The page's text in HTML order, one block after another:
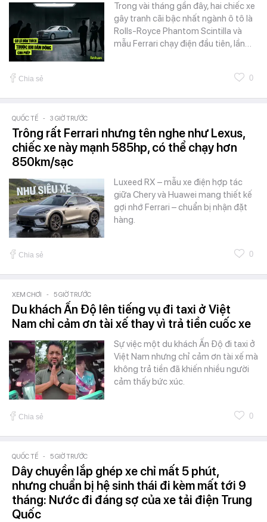
Trong vài tháng gần đây, hai chiếc xe
gây tranh cãi bậc nhất ngành ô tô là
Rolls-Royce Phantom Scintilla và
mẫu Ferrari chạy điện đầu tiên, lần…
Chia sẻ 0
QUỐC TẾ - 3 GIỜ TRƯỚC
Trông rất Ferrari nhưng tên nghe như Lexus,
chiếc xe này mạnh 585hp, có thể chạy hơn
850km/sạc
Luxeed RX – mẫu xe điện hợp tác
giữa Chery và Huawei mang thiết kế
gợi nhớ Ferrari – chuẩn bị nhận đặt
hàng.
Chia sẻ 0
XEM CHƠI - 5 GIỜ TRƯỚC
Du khách Ấn Độ lên tiếng vụ đi taxi ở Việt
Nam chỉ cảm ơn tài xế thay vì trả tiền cuốc xe
Sự việc một du khách Ấn Độ đi taxi ở
Việt Nam nhưng chỉ cảm ơn tài xế mà
không trả tiền đã khiến nhiều người
cảm thấy bức xúc.
Chia sẻ 0
QUỐC TẾ - 5 GIỜ TRƯỚC
Dây chuyền lắp ghép xe chỉ mất 5 phút,
nhưng chuẩn bị hệ sinh thái đi kèm mất tới 9
tháng: Nước đi đáng sợ của xe tải điện Trung
Quốc